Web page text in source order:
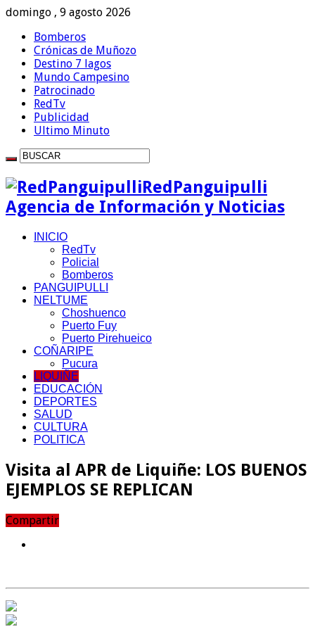
domingo , 9 agosto 2026
Bomberos
Crónicas de Muñozo
Destino 7 lagos
Mundo Campesino
Patrocinado
RedTv
Publicidad
Ultimo Minuto
RedPanguipulli
Agencia de Información y Noticias
INICIO
RedTv
Policial
Bomberos
PANGUIPULLI
NELTUME
Choshuenco
Puerto Fuy
Puerto Pirehueico
COÑARIPE
Pucura
LIQUIÑE
EDUCACIÓN
DEPORTES
SALUD
CULTURA
POLITICA
Visita al APR de Liquiñe: LOS BUENOS
EJEMPLOS SE REPLICAN
Compartir